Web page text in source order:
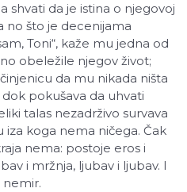
shvati da je istina o njegovoj
no što je decenijama
Toni“, kaže mu jedna od
obeležile njegov život;
da mu nikada ništa
dok pokušava da uhvati
talas nezadrživo survava
koga nema ničega. Čak
nema: postoje eros i
i mržnja, ljubav i ljubav. I
nemir.